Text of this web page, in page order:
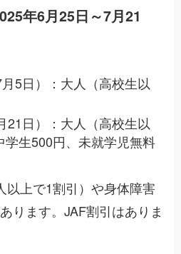
年6月25日～7月21
5日）：大人（高校生以
21日）：大人（高校生以
学生500円、未就学児無料
以上で1割引）や身体障害
ります。JAF割引はありま